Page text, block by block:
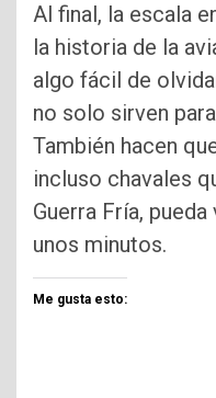
Al final, la escala
la historia de la
algo fácil de
no solo sirven
También hacen
incluso chavales
Guerra Fría,
unos minutos.
Me gusta esto: